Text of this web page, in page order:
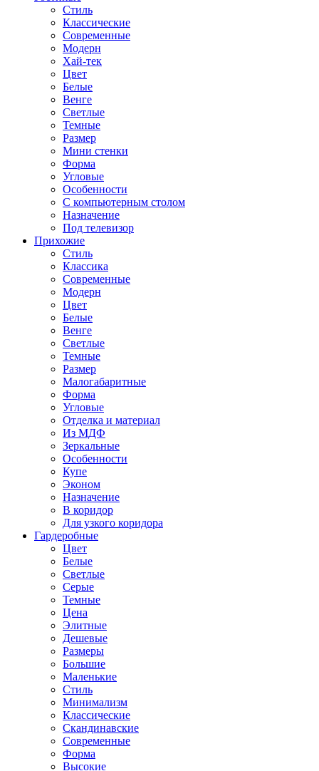
Стиль
Классические
Современные
Модерн
Хай-тек
Цвет
Белые
Венге
Светлые
Темные
Размер
Мини стенки
Форма
Угловые
Особенности
С компьютерным столом
Назначение
Под телевизор
Прихожие
Стиль
Классика
Современные
Модерн
Цвет
Белые
Венге
Светлые
Темные
Размер
Малогабаритные
Форма
Угловые
Отделка и материал
Из МДФ
Зеркальные
Особенности
Купе
Эконом
Назначение
В коридор
Для узкого коридора
Гардеробные
Цвет
Белые
Светлые
Серые
Темные
Цена
Элитные
Дешевые
Размеры
Большие
Маленькие
Стиль
Минимализм
Классические
Скандинавские
Современные
Форма
Высокие